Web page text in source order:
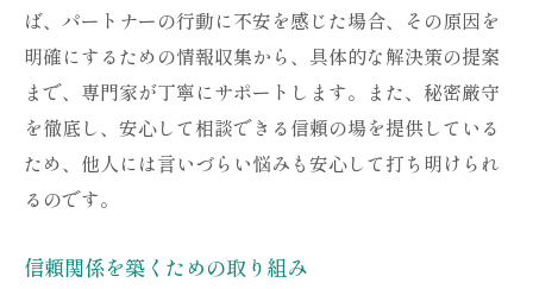
ば、パートナーの行動に不安を感じた場合、その原因を
明確にするための情報収集から、具体的な解決策の提案
まで、専門家が丁寧にサポートします。また、秘密厳守
を徹底し、安心して相談できる信頼の場を提供している
ため、他人には言いづらい悩みも安心して打ち明けられ
るのです。
信頼関係を築くための取り組み